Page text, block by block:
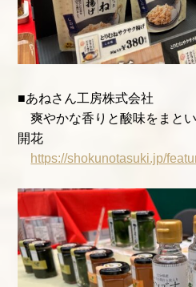
■あねさん工房株式会社
爽やかな香りと酸味をまと
開花
https://shokunotasuki.jp/